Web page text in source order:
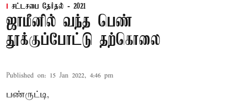
சட்டசபை தேர்தல் - 2021
ஜாமீனில் வந்த பெண்
தூக்குப்போட்டு தற்கொலை
Published on: 15 Jan 2022, 4:46 pm
பண்ருட்டி,